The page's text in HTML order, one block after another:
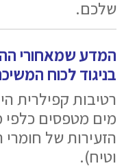
שלכם.
המדע שמאחורי
בניגוד לכוח
רטיבות קפילרית
מים מטפסים כלפי
הזעירות של חומרי
וטיח).